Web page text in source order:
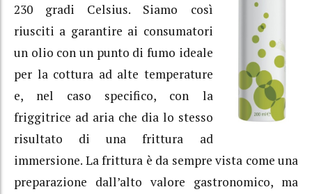
230 gradi Celsius. Siamo così
riusciti a garantire ai consumatori
un olio con un punto di fumo ideale
per la cottura ad alte temperature
e, nel caso specifico, con la
friggitrice ad aria che dia lo stesso
risultato di una frittura ad
immersione. La frittura è da sempre vista come una
preparazione dall’alto valore gastronomico, ma